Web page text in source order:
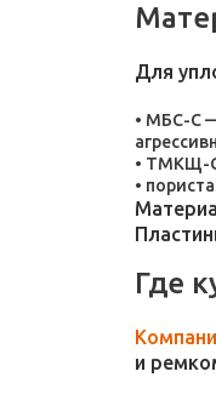
Для
МБС-С —
ТМКЩ-С
Где
и